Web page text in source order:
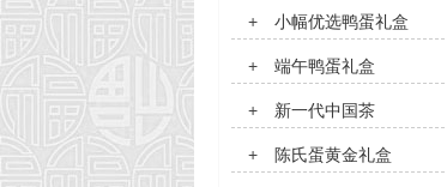
+ 小幅优选鸭蛋礼盒
+ 端午鸭蛋礼盒
+ 新一代中国茶
+ 陈氏蛋黄金礼盒